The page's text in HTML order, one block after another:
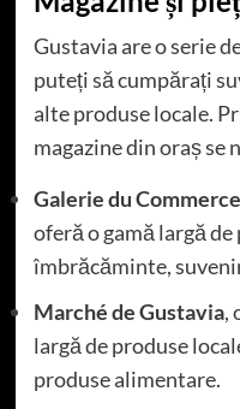
Gustavia are o serie
puteți să cumpărați
alte produse locale.
magazine din oraș se
Galerie du Commerce
oferă o gamă largă
îmbrăcăminte,
Marché de Gustavia,
largă de produse
produse alimentare.